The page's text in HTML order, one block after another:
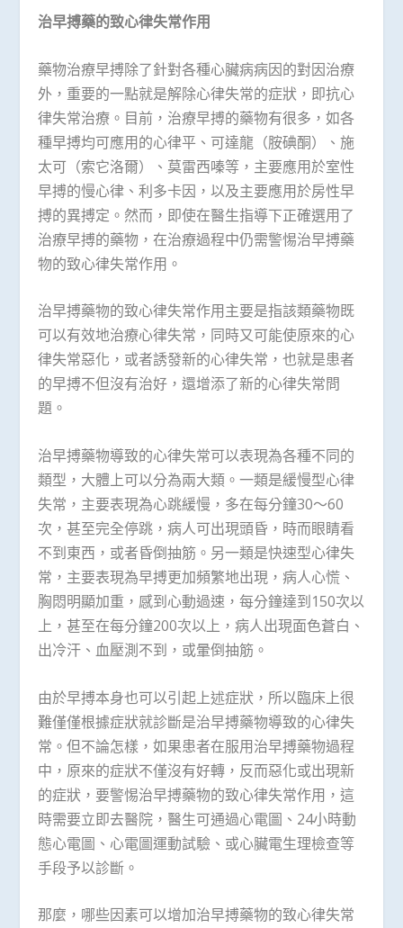
治早搏藥的致心律失常作用
藥物治療早搏除了針對各種心臟病病因的對因治療
外，重要的一點就是解除心律失常的症狀，即抗心
律失常治療。目前，治療早搏的藥物有很多，如各
種早搏均可應用的心律平、可達龍（胺碘酮）、施
太可（索它洛爾）、莫雷西嗪等，主要應用於室性
早搏的慢心律、利多卡因，以及主要應用於房性早
搏的異搏定。然而，即使在醫生指導下正確選用了
治療早搏的藥物，在治療過程中仍需警惕治早搏藥
物的致心律失常作用。
治早搏藥物的致心律失常作用主要是指該類藥物既
可以有效地治療心律失常，同時又可能使原來的心
律失常惡化，或者誘發新的心律失常，也就是患者
的早搏不但沒有治好，還增添了新的心律失常問
題。
治早搏藥物導致的心律失常可以表現為各種不同的
類型，大體上可以分為兩大類。一類是緩慢型心律
失常，主要表現為心跳緩慢，多在每分鐘30～60
次，甚至完全停跳，病人可出現頭昏，時而眼睛看
不到東西，或者昏倒抽筋。另一類是快速型心律失
常，主要表現為早搏更加頻繁地出現，病人心慌、
胸悶明顯加重，感到心動過速，每分鐘達到150次以
上，甚至在每分鐘200次以上，病人出現面色蒼白、
出冷汗、血壓測不到，或暈倒抽筋。
由於早搏本身也可以引起上述症狀，所以臨床上很
難僅僅根據症狀就診斷是治早搏藥物導致的心律失
常。但不論怎樣，如果患者在服用治早搏藥物過程
中，原來的症狀不僅沒有好轉，反而惡化或出現新
的症狀，要警惕治早搏藥物的致心律失常作用，這
時需要立即去醫院，醫生可通過心電圖、24小時動
態心電圖、心電圖運動試驗、或心臟電生理檢查等
手段予以診斷。
那麼，哪些因素可以增加治早搏藥物的致心律失常